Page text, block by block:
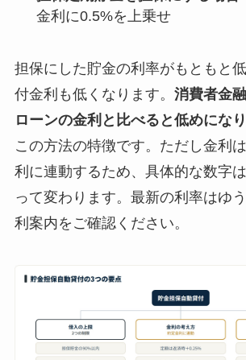
金利に0.5%を上乗せ
担保にした貯金の利率がもともと
付金利も低くなります。 消費者金
ローンの金利と比べると低めにな
この方法の特徴です。ただし金利
利に連動するため、具体的な数字
って変わります。最新の利率はゆ
利案内をご確認ください。